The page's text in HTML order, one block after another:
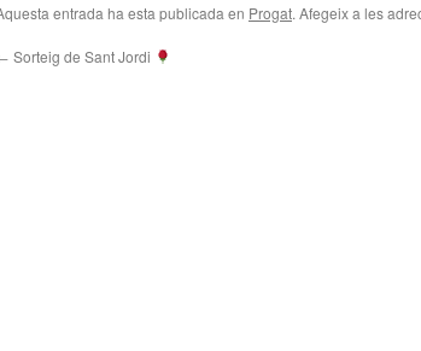
entrada ha esta publicada en Progat. Afegeix a les
Sorteig de Sant Jordi